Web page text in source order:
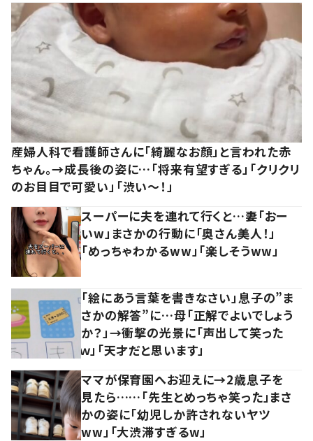
産婦人科で看護師さんに「綺麗なお顔」と言われた赤
ちゃん。→成長後の姿に…「将来有望すぎる」「クリクリ
のお目目で可愛い」「渋い～！」
スーパーに夫を連れて行くと…妻「おー
いw」まさかの行動に「奥さん美人！」
「めっちゃわかるww」「楽しそうww」
「絵にあう言葉を書きなさい」息子の”ま
さかの解答”に…母「正解でよいでしょう
か？」→衝撃の光景に「声出して笑った
ｗ」「天才だと思います」
ママが保育園へお迎えに→2歳息子を
見たら……「先生とめっちゃ笑った」まさ
かの姿に「幼児しか許されないヤツ
ww」「大渋滞すぎるw」